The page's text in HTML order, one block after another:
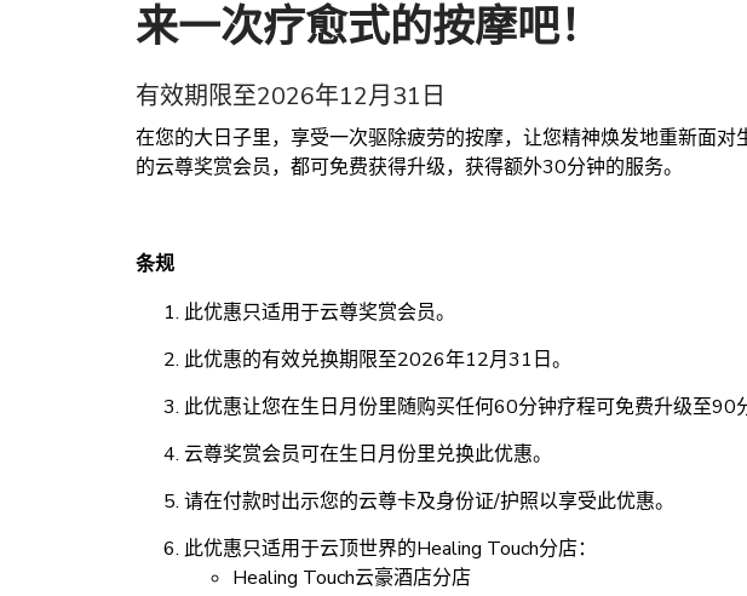
来一次疗愈式的按摩吧！
有效期限至2026年12月31日
在您的大日子里，享受一次驱除疲劳的按摩，让您精神焕发地重新面
的云尊奖赏会员，都可免费获得升级，获得额外30分钟的服务。
条规
此优惠只适用于云尊奖赏会员。
此优惠的有效兑换期限至2026年12月31日。
此优惠让您在生日月份里随购买任何60分钟疗程可免费升级至90
云尊奖赏会员可在生日月份里兑换此优惠。
请在付款时出示您的云尊卡及身份证/护照以享受此优惠。
此优惠只适用于云顶世界的Healing Touch分店：
Healing Touch云豪酒店分店